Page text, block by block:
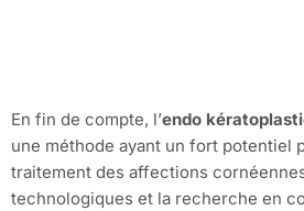
En fin de compte, l’endo
une méthode ayant un fort potentiel
traitement des affections
technologiques et la recherche en